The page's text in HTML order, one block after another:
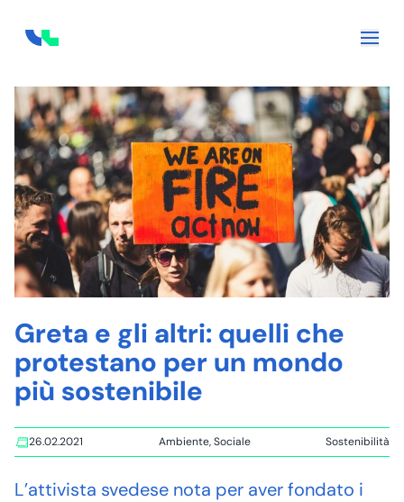
Greta e gli altri: quelli che
protestano per un mondo
più sostenibile
26.02.2021 Ambiente,Sociale
Tags: Sostenibilità
L’attivista svedese nota per aver fondato i